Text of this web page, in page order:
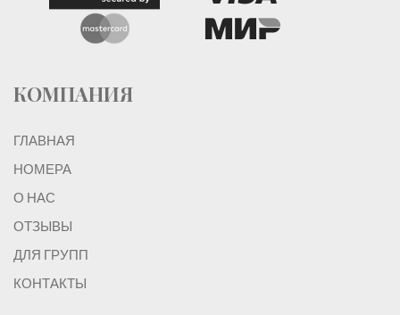
КОМПАНИЯ
ГЛАВНАЯ
НОМЕРА
О НАС
ОТЗЫВЫ
ДЛЯ ГРУПП
КОНТАКТЫ